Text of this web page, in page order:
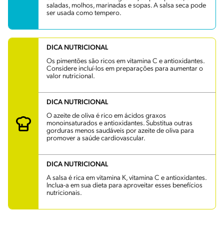
saladas, molhos, marinadas e sopas. A salsa seca pode
ser usada como tempero.
DICA NUTRICIONAL
Os pimentões são ricos em vitamina C e antioxidantes.
Considere incluí-los em preparações para aumentar o
valor nutricional.
DICA NUTRICIONAL
O azeite de oliva é rico em ácidos graxos
monoinsaturados e antioxidantes. Substitua outras
gorduras menos saudáveis por azeite de oliva para
promover a saúde cardiovascular.
DICA NUTRICIONAL
A salsa é rica em vitamina K, vitamina C e antioxidantes.
Inclua-a em sua dieta para aproveitar esses benefícios
nutricionais.